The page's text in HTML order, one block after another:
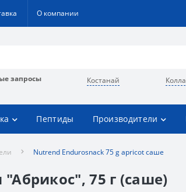
О компании
запросы Костанай
Пептиды Производители
Nutrend Endurosnack 75 g apricot саше
75 г (саше)